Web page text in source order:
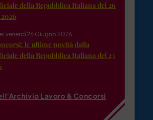
della Repubblica Italiana del 26
venerdì 26 Giugno 2026
le ultime novità dalla
della Repubblica Italiana del 23
Lavoro & Concorsi